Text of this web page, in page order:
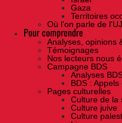
Gaza
Territoires
Où l'on parle de
Pour comprendre
Analyses, opinions
Témoignages
Nos lecteurs nous
Campagne BDS
Analyses
BDS :
Pages culturelles
Culture de la
Culture juive
Culture